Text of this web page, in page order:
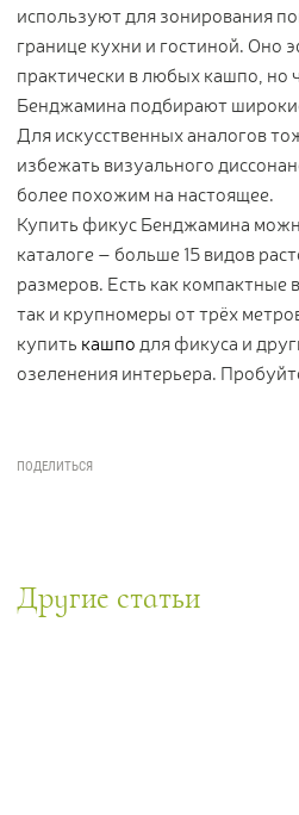
используют для зонирования
границе кухни и гостиной. Оно
практически в любых кашпо, но
Бенджамина подбирают
Для искусственных аналогов
избежать визуального
более похожим на настоящее.
Купить фикус Бенджамина
каталоге – больше 15 видов
размеров. Есть как компактные
так и крупномеры от трёх
купить кашподля фикуса и
озеленения интерьера.
Другие статьи